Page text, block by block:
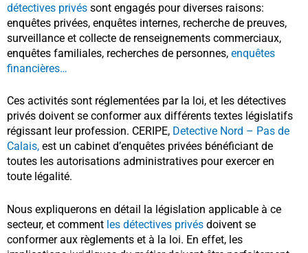
détectives privés sont engagés pour diverses raisons:
enquêtes privées, enquêtes internes, recherche de preuves,
surveillance et collecte de renseignements commerciaux,
enquêtes familiales, recherches de personnes, enquêtes
financières…
Ces activités sont réglementées par la loi, et les détectives
privés doivent se conformer aux différents textes législatifs
régissant leur profession. CERIPE, Detective Nord – Pas de
Calais, est un cabinet d’enquêtes privées bénéficiant de
toutes les autorisations administratives pour exercer en
toute légalité.
Nous expliquerons en détail la législation applicable à ce
secteur, et comment les détectives privés doivent se
conformer aux règlements et à la loi. En effet, les